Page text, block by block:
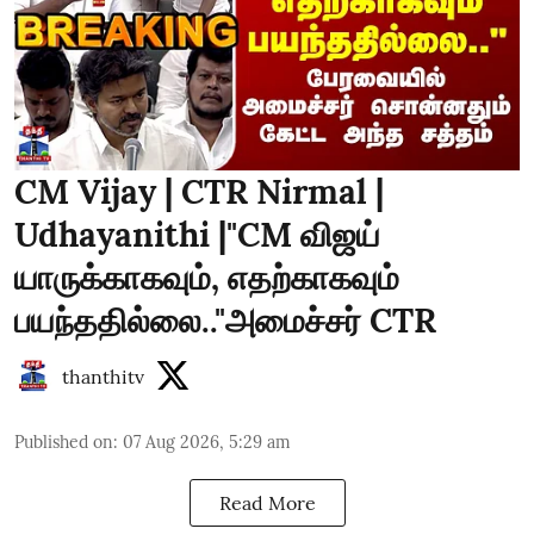
CM Vijay | CTR Nirmal |
Udhayanithi |"CM விஜய்
யாருக்காகவும், எதற்காகவும்
பயந்ததில்லை.."அமைச்சர் CTR
thanthitv
Published on: 07 Aug 2026, 5:29 am
Read More